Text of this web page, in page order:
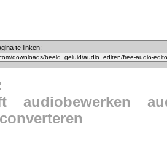
te linken:
audiobewerken
converteren